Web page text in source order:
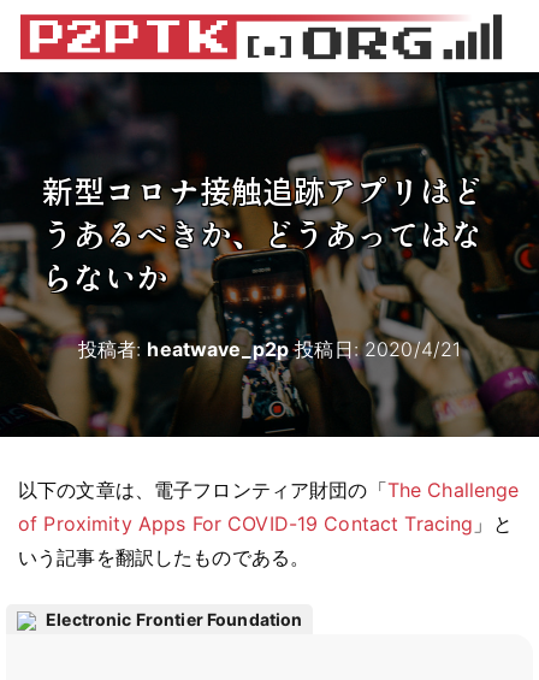
新型コロナ接触追跡アプリはど
うあるべきか、どうあってはな
らないか
投稿者: heatwave_p2p投稿日:2020/4/21
以下の文章は、電子フロンティア財団の「The Challenge
of Proximity Apps For COVID-19 Contact Tracing 」と
いう記事を翻訳したものである。
Electronic Frontier Foundation